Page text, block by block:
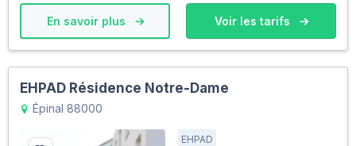
En savoir plus Voir les tarifs
EHPAD Résidence Notre-Dame
Épinal 88000
EHPAD